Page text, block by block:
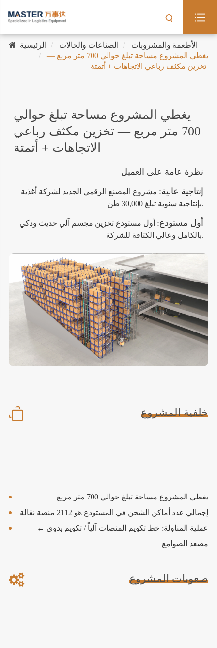
الرئيسية الصناعات والحالات
الأطعمة والمشروبات
يغطي المشروع مساحة تبلغ حوالي 700 متر مربع —
تخزين مكثف رباعي الاتجاهات + أتمتة
يغطي المشروع مساحة تبلغ حوالي
700 متر مربع — تخزين مكثف رباعي
الاتجاهات + أتمتة
نظرة عامة على العميل
إنتاجية عالية: مشروع المصنع الرقمي الجديد لشركة أغذية
بإنتاجية سنوية تبلغ 30,000 طن.
أول مستودع: أول مستودع تخزين مجسم آلي حديث وذكي
بالكامل وعالي الكثافة للشركة.
خلفية المشروع
يغطي المشروع مساحة تبلغ حوالي 700 متر مربع
إجمالي عدد أماكن الشحن في المستودع هو 2112 منصة نقالة
عملية المناولة: خط تكويم المنصات آلياً / تكويم يدوي ←
مصعد الصوامع
صعوبات المشروع